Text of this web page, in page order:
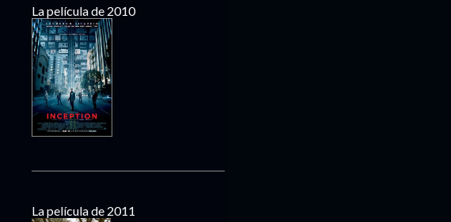
La película de 2010
La película de 2011